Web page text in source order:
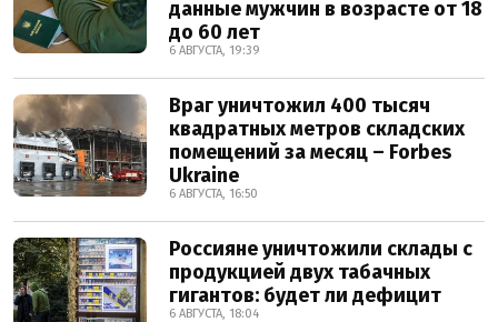
данные мужчин в возрасте от 18
до 60 лет
6 АВГУСТА, 19:39
Враг уничтожил 400 тысяч
квадратных метров складских
помещений за месяц – Forbes
Ukraine
6 АВГУСТА, 16:50
Россияне уничтожили склады с
продукцией двух табачных
гигантов: будет ли дефицит
6 АВГУСТА, 18:04